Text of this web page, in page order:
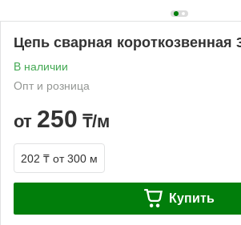
Цепь сварная короткозвенная
В наличии
Опт и розница
от 250 ₸/м
202 ₸ от 300 м
Купить